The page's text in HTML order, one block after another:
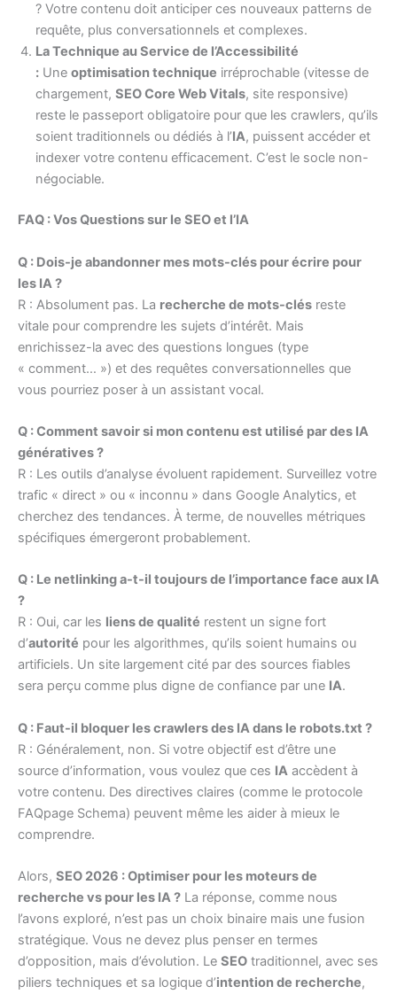
? Votre contenu doit anticiper ces nouveaux patterns de
requête, plus conversationnels et complexes.
La Technique au Service de l’Accessibilité
: Une optimisation technique irréprochable (vitesse de
chargement, SEO Core Web Vitals, site responsive)
reste le passeport obligatoire pour que les crawlers, qu’ils
soient traditionnels ou dédiés à l’IA, puissent accéder et
indexer votre contenu efficacement. C’est le socle non-
négociable.
FAQ : Vos Questions sur le SEO et l’IA
Q : Dois-je abandonner mes mots-clés pour écrire pour
les IA ?
R : Absolument pas. La recherche de mots-clés reste
vitale pour comprendre les sujets d’intérêt. Mais
enrichissez-la avec des questions longues (type
« comment… ») et des requêtes conversationnelles que
vous pourriez poser à un assistant vocal.
Q : Comment savoir si mon contenu est utilisé par des IA
génératives ?
R : Les outils d’analyse évoluent rapidement. Surveillez votre
trafic « direct » ou « inconnu » dans Google Analytics, et
cherchez des tendances. À terme, de nouvelles métriques
spécifiques émergeront probablement.
Q : Le netlinking a-t-il toujours de l’importance face aux IA
?
R : Oui, car les liens de qualité restent un signe fort
d’autorité pour les algorithmes, qu’ils soient humains ou
artificiels. Un site largement cité par des sources fiables
sera perçu comme plus digne de confiance par une IA.
Q : Faut-il bloquer les crawlers des IA dans le robots.txt ?
R : Généralement, non. Si votre objectif est d’être une
source d’information, vous voulez que ces IA accèdent à
votre contenu. Des directives claires (comme le protocole
FAQpage Schema) peuvent même les aider à mieux le
comprendre.
Alors, SEO 2026 : Optimiser pour les moteurs de
recherche vs pour les IA ? La réponse, comme nous
l’avons exploré, n’est pas un choix binaire mais une fusion
stratégique. Vous ne devez plus penser en termes
d’opposition, mais d’évolution. Le SEO traditionnel, avec ses
piliers techniques et sa logique d’intention de recherche,